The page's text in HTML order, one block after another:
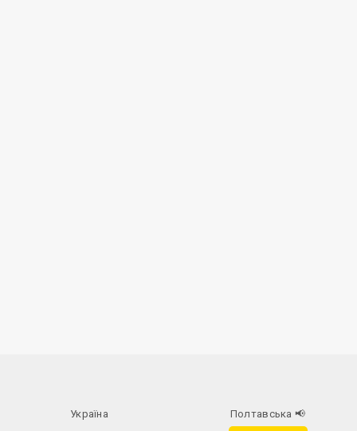
Україна
Полтавська 📢